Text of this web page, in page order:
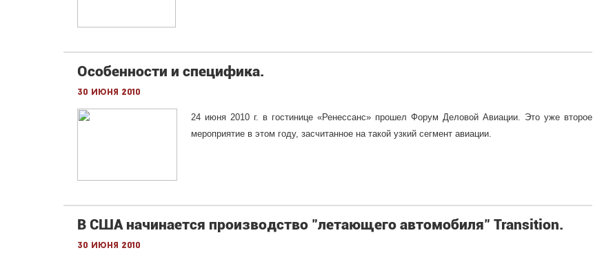
Особенности и специфика.
30 июня 2010
24 июня 2010 г. в гостинице «Ренессанс» прошел Форум Деловой Авиации. Это уже второе
мероприятие в этом году, засчитанное на такой узкий сегмент авиации.
В США начинается производство "летающего автомобиля" Transition.
30 июня 2010